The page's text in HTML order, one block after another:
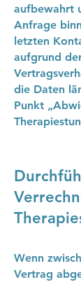
aufbewahrt
Anfrage
letzten
aufgrund
die Daten
Punkt
Wenn
Vertrag